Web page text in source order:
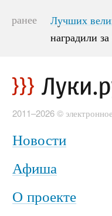
ранее
Лучших
наградили
Лучших
наградили
2011–2026 ©
Новости
Афиша
О проекте